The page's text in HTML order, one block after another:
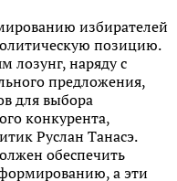
избирателей
позицию.
лозунг, наряду с
предложения,
для выбора
конкурента,
Руслан Танасэ.
обеспечить
а эти